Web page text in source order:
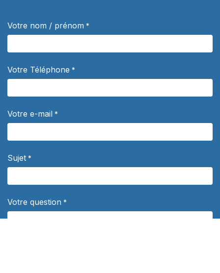
Votre nom / prénom *
Votre Téléphone *
Votre e-mail *
Sujet *
Votre question *